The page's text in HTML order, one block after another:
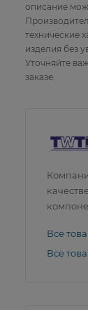
описание
технические
изделия без
Уточняйте
заказе.
Все
Все